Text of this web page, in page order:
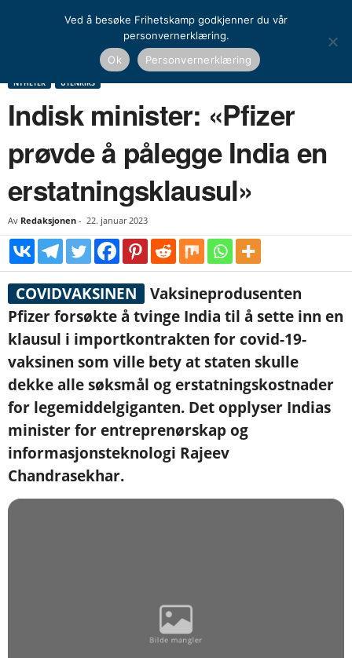
Indisk minister: «Pfizer prøvde å pålegge India en
NYHETER UTENRIKS
Indisk minister: «Pfizer
prøvde å pålegge India en
erstatningsklausul»
Av Redaksjonen - 22. januar 2023
COVIDVAKSINEN
Vaksineprodusenten
Pfizer forsøkte å tvinge India til å sette inn en
klausul i importkontrakten for covid-19-
vaksinen som ville bety at staten skulle
dekke alle søksmål og erstatningskostnader
for legemiddelgiganten. Det opplyser Indias
minister for entreprenørskap og
informasjonsteknologi Rajeev
Chandrasekhar.
Ved å besøke Frihetskamp godkjenner du vår
personvernerklæring.
Ok
Personvernerklæring